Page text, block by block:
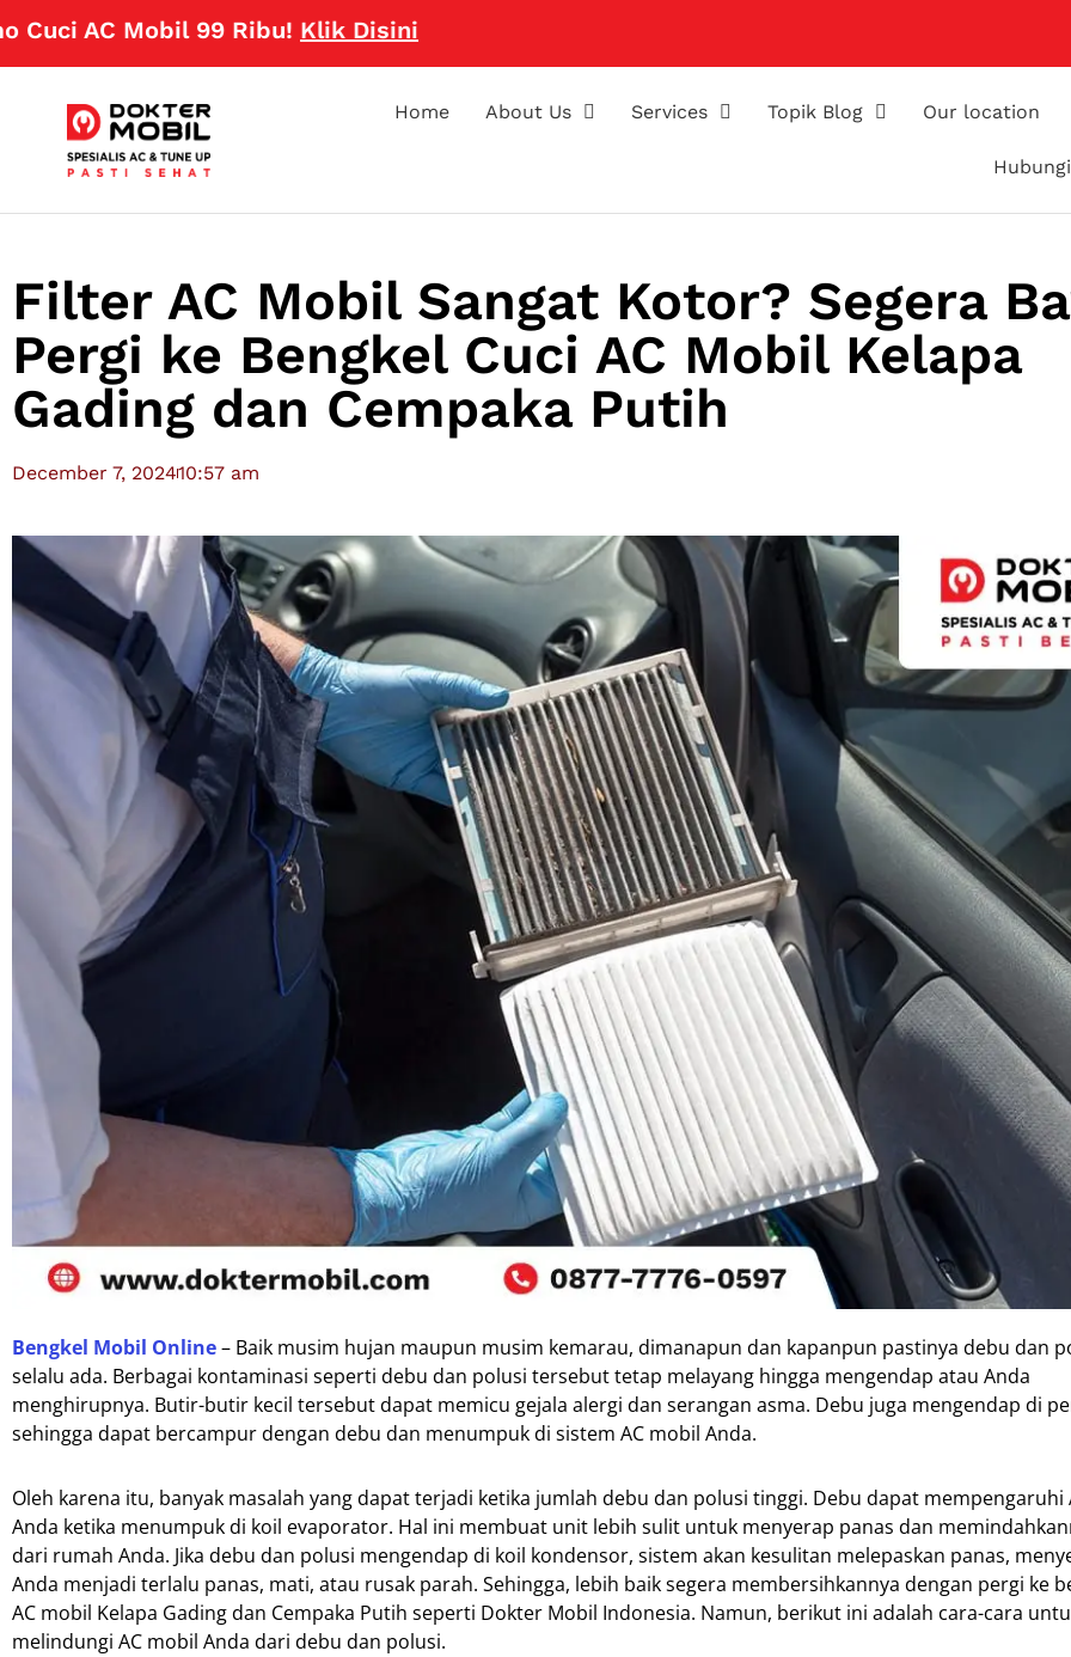
Mobil 99 Ribu!Klik Disini
Home About Us Services Topik Blog Our location
Filter AC Mobil Sangat Kotor? Segera
Pergi ke Bengkel Cuci AC Mobil Kelapa
Gading dan Cempaka Putih
December 7, 202410:57 am
Bengkel Mobil Online– Baik musim hujan maupun musim kemarau, dimanapun dan kapanpun pastinya debu dan
selalu ada. Berbagai kontaminasi seperti debu dan polusi tersebut tetap melayang hingga mengendap atau Anda
menghirupnya. Butir-butir kecil tersebut dapat memicu gejala alergi dan serangan asma. Debu juga mengendap di
sehingga dapat bercampur dengan debu dan menumpuk di sistem AC mobil Anda.
Oleh karena itu, banyak masalah yang dapat terjadi ketika jumlah debu dan polusi tinggi. Debu dapat mempengaruhi
Anda ketika menumpuk di koil evaporator. Hal ini membuat unit lebih sulit untuk menyerap panas dan
dari rumah Anda. Jika debu dan polusi mengendap di koil kondensor, sistem akan kesulitan melepaskan panas,
Anda menjadi terlalu panas, mati, atau rusak parah. Sehingga, lebih baik segera membersihkannya dengan pergi ke
AC mobil Kelapa Gading dan Cempaka Putih seperti Dokter Mobil Indonesia. Namun, berikut ini adalah cara-cara
melindungi AC mobil Anda dari debu dan polusi.